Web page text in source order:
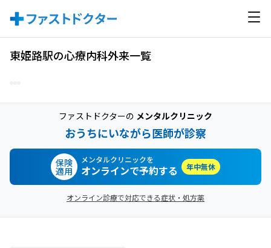
東姫路駅の心療内科外来一覧
ファストドクターの メンタルクリニック
おうちにいながら医師が診察
保険
適用
メンタルクリニックを
オンラインで予約する 年中無休
オンライン診療で対応できる症状・処方薬